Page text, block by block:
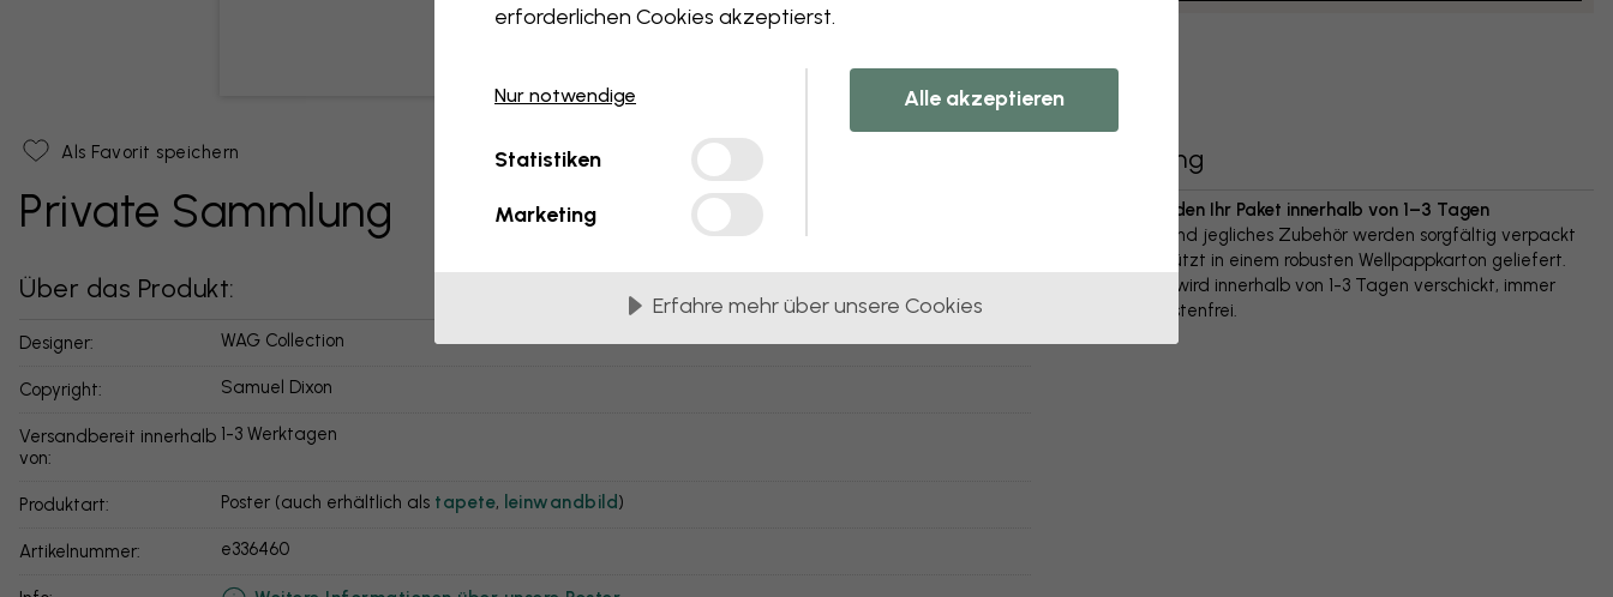
Als Favorit speichern
Private Sammlung
Über das Produkt:
Designer: WAG Collection
Copyright: Samuel Dixon
Versandbereit innerhalb
von:
1-3 Werktagen
Produktart: Poster (auch erhältlich als tapete, leinwandbild)
Artikelnummer: e336460
Lieferung
Wir versenden Ihr Paket innerhalb von 1–3 Tagen
Ihr Poster und jegliches Zubehör werden sorgfältig verpackt
und geschützt in einem robusten Wellpappkarton geliefert.
Das Paket wird innerhalb von 1-3 Tagen verschickt, immer
versandkostenfrei.
erforderlichen Cookies akzeptierst.
Nur notwendige
Statistiken
Marketing
Alle akzeptieren
Erfahre mehr über unsere Cookies